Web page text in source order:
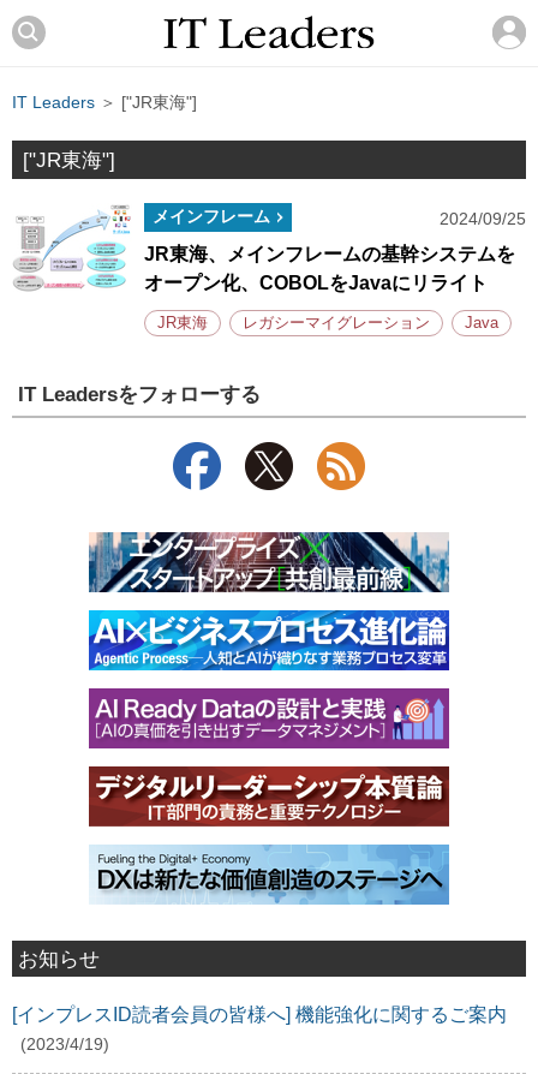
IT Leaders ＞ ["JR東海"]
["JR東海"]
メインフレーム 2024/09/25
JR東海、メインフレームの基幹システムを
オープン化、COBOLをJavaにリライト
JR東海 レガシーマイグレーション Java
IT Leadersをフォローする
お知らせ
[インプレスID読者会員の皆様へ] 機能強化に関するご案内
(2023/4/19)